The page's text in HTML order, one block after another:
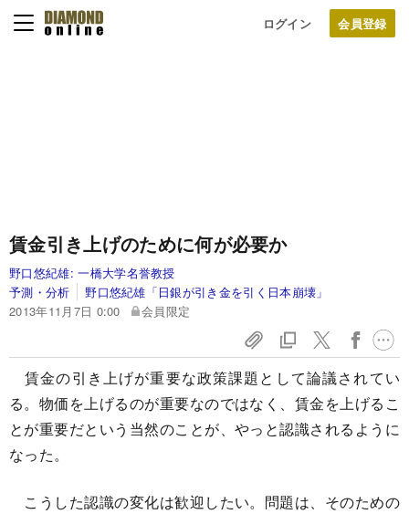
ログイン
賃金引き上げのために何が必要か
野口悠紀雄:一橋大学名誉教授
予測・分析
野口悠紀雄「日銀が引き金を引く日本崩壊」
2013年11月7日 0:00
会員限定
賃金の引き上げが重要な政策課題として論議されてい
る。物価を上げるのが重要なのではなく、賃金を上げるこ
とが重要だという当然のことが、やっと認識されるように
なった。
こうした認識の変化は歓迎したい。問題は、そのための